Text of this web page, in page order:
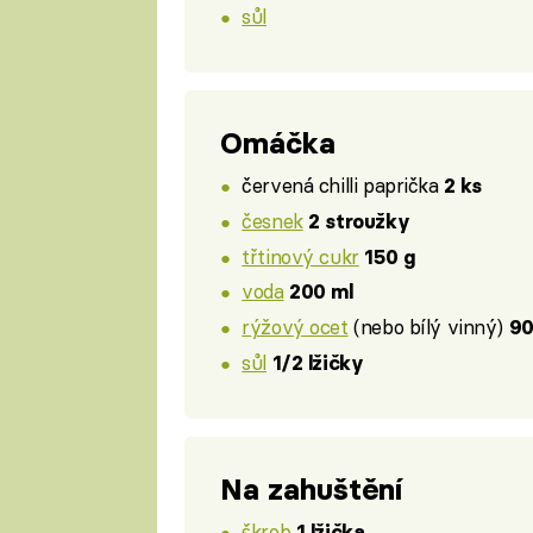
sůl
Omáčka
červená chilli paprička 2 ks
česnek 2 stroužky
třtinový cukr 150 g
voda 200 ml
rýžový ocet (nebo bílý vinný)
sůl 1/2 lžičky
Na zahuštění